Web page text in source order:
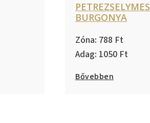
PETREZSELYMES
BURGONYA
788
1050
Bővebben